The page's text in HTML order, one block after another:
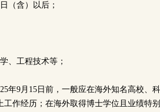
（含）以后；
、工程技术等；
年9月15日前，一般应在海外知名高校
工作经历；在海外取得博士学位且业绩特